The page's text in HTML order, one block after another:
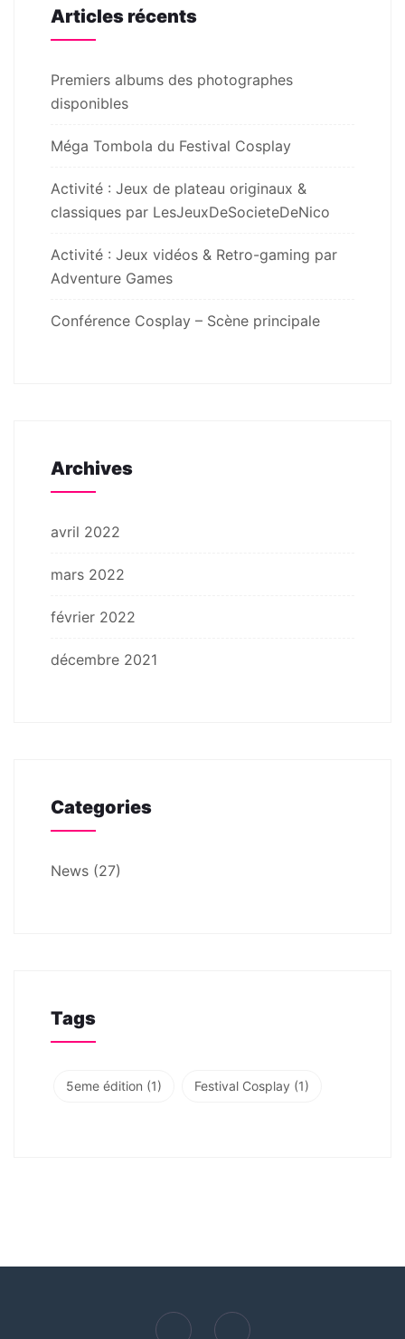
Articles récents
Premiers albums des photographes
disponibles
Méga Tombola du Festival Cosplay
Activité : Jeux de plateau originaux &
classiques par LesJeuxDeSocieteDeNico
Activité : Jeux vidéos & Retro-gaming par
Adventure Games
Conférence Cosplay – Scène principale
Archives
avril 2022
mars 2022
février 2022
décembre 2021
Categories
News (27)
Tags
5eme édition (1) Festival Cosplay (1)